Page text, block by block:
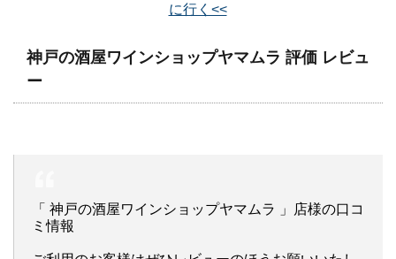
に行く<<
神戸の酒屋ワインショップヤマムラ 評価 レビュ
ー
「 神戸の酒屋ワインショップヤマムラ 」店様の口コ
ミ情報